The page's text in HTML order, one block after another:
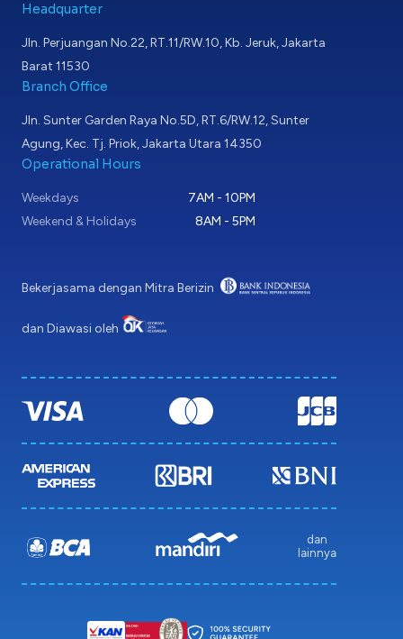
Headquarter
Jln. Perjuangan No.22, RT.11/RW.10, Kb. Jeruk, Jakarta
Barat 11530
Branch Office
Jln. Sunter Garden Raya No.5D, RT.6/RW.12, Sunter
Agung, Kec. Tj. Priok, Jakarta Utara 14350
Operational Hours
Weekdays
7AM - 10PM
Weekend & Holidays
8AM - 5PM
Bekerjasama dengan Mitra Berizin
dan Diawasi oleh
dan
lainnya